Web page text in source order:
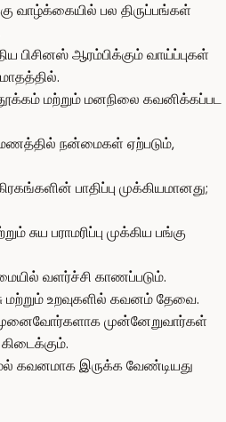
வாழ்க்கையில் பல திருப்பங்கள்
பிசினஸ் ஆரம்பிக்கும் வாய்ப்புகள்
மற்றும் மனநிலை கவனிக்கப்பட
நன்மைகள் ஏற்படும்,
பாதிப்பு முக்கியமானது;
சுய பராமரிப்பு முக்கிய பங்கு
வளர்ச்சி காணப்படும்.
மற்றும் உறவுகளில் கவனம் தேவை.
முன்னேறுவார்கள்
கிடைக்கும்.
கவனமாக இருக்க வேண்டியது